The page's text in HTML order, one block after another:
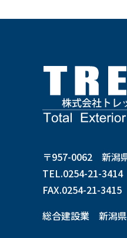
〒957-0062 新潟
TEL.0254-21-3414
FAX.0254-21-3415
総合建設業 新潟